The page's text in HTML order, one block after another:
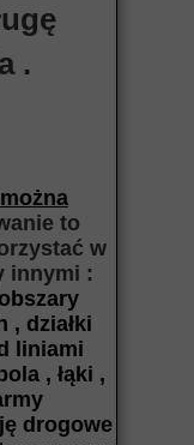
.
to
w
innymi :
, działki
liniami
, łąki ,
drogowe